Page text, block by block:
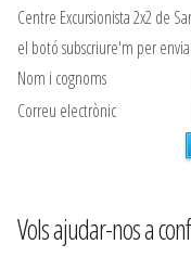
Centre Excursionista 2x2 de
el botó subscriure'm per
Nom i cognoms
Correu electrònic
Vols ajudar-nos a